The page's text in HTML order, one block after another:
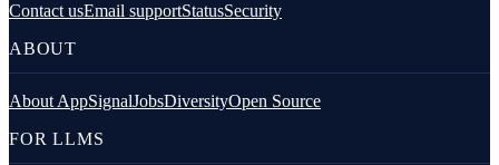
Contact usEmail supportStatusSecurity
ABOUT
About AppSignalJobsDiversityOpen Source
FOR LLMS